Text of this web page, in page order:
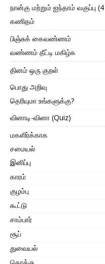
நான்கு மற்றும் ஐந்தாம் வகுப்பு
கணிதம்
பிஞ்சுக் கைவண்ணம்
வண்ணம் தீட்டி மகிழ்க
தினம் ஒரு குறள்
பொது அறிவு
தெரியுமா உங்களுக்கு?
வினாடி-வினா (Quiz)
மகளிர்க்காக
சமையல்
இனிப்பு
காரம்
குழம்பு
கூட்டு
சாம்பார்
சூப்
துவையல்